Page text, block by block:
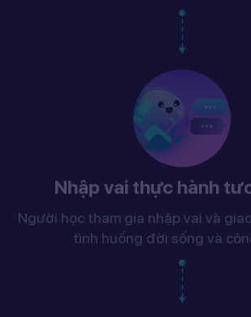
Nhập vai thực hành
Người học tham gia nhập vai và
tình huống đời sống và